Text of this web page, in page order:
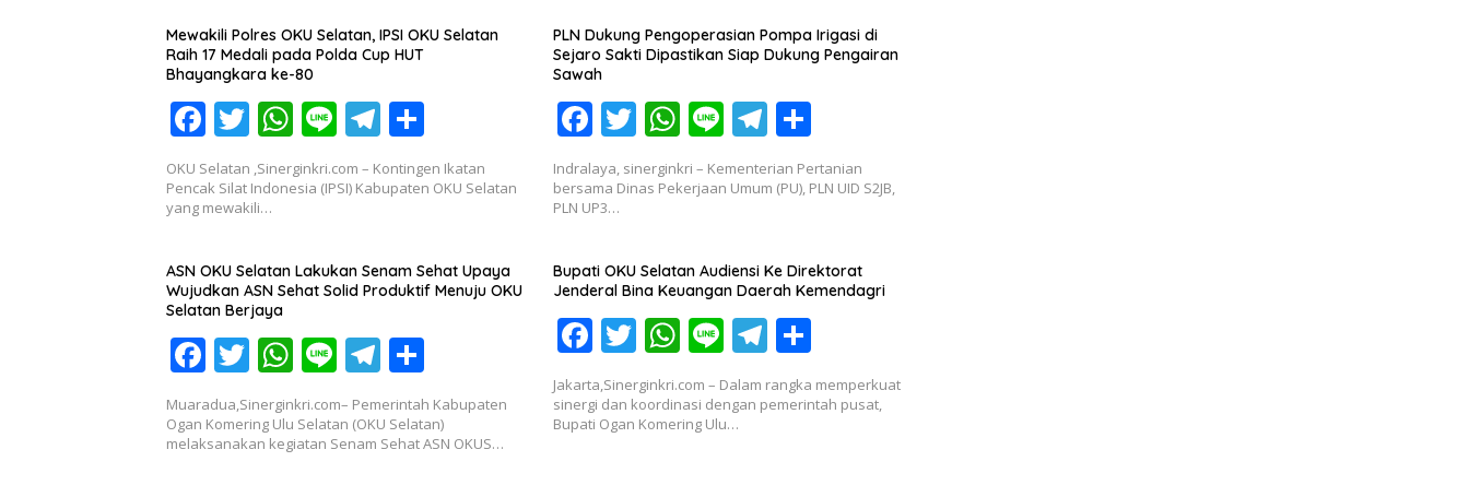
o
o
k
A
p
p
a
m
o
o
k
A
p
a
Mewakili Polres OKU Selatan, IPSI OKU Selatan
Raih 17 Medali pada Polda Cup HUT
Bhayangkara ke-80
F
ac
e
b
o
o
k
T
w
itt
er
W
h
at
A
p
p
Li
n
e
T
el
e
a
m
h
ar
OKU Selatan ,Sinerginkri.com – Kontingen Ikatan
Pencak Silat Indonesia (IPSI) Kabupaten OKU Selatan
yang mewakili…
PLN Dukung Pengoperasian Pompa Irigasi di
Sejaro Sakti Dipastikan Siap Dukung Pengairan
Sawah
F
ac
e
b
o
o
k
T
w
itt
W
h
at
A
p
p
Li
n
e
T
el
e
a
m
S
h
ar
Indralaya, sinerginkri – Kementerian Pertanian
bersama Dinas Pekerjaan Umum (PU), PLN UID S2JB,
PLN UP3…
ASN OKU Selatan Lakukan Senam Sehat Upaya
Wujudkan ASN Sehat Solid Produktif Menuju OKU
Selatan Berjaya
F
ac
e
b
T
w
itt
er
W
h
at
s
Li
n
e
T
el
e
gr
h
ar
e
Muaradua,Sinerginkri.com– Pemerintah Kabupaten
Ogan Komering Ulu Selatan (OKU Selatan)
melaksanakan kegiatan Senam Sehat ASN OKUS…
Bupati OKU Selatan Audiensi Ke Direktorat
Jenderal Bina Keuangan Daerah Kemendagri
F
ac
e
b
T
w
itt
er
W
h
at
s
Li
n
e
T
el
e
S
h
ar
Jakarta,Sinerginkri.com – Dalam rangka memperkuat
sinergi dan koordinasi dengan pemerintah pusat,
Bupati Ogan Komering Ulu…